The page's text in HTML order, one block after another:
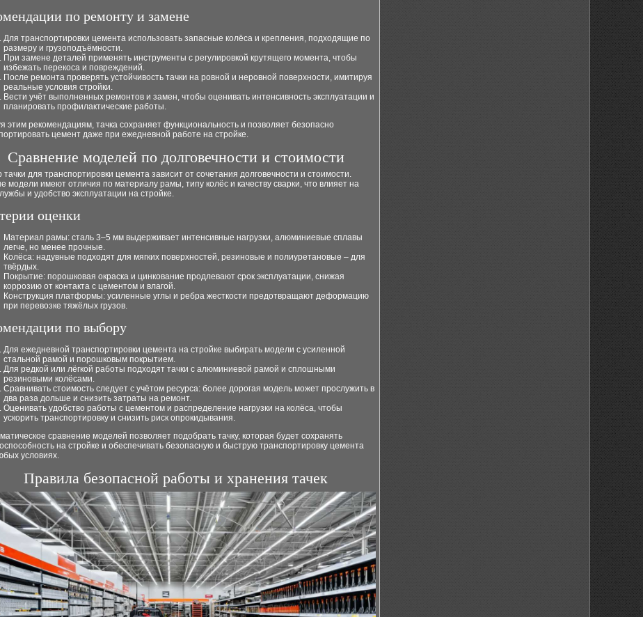
по ремонту и замене
Для транспортировки цемента использовать запасные колёса и крепления, подходящие по
размеру и грузоподъёмности.
При замене деталей применять инструменты с регулировкой крутящего момента, чтобы
избежать перекоса и повреждений.
После ремонта проверять устойчивость тачки на ровной и неровной поверхности, имитируя
реальные условия стройки.
Вести учёт выполненных ремонтов и замен, чтобы оценивать интенсивность эксплуатации и
планировать профилактические работы.
этим рекомендациям, тачка сохраняет функциональность и позволяет безопасно
цемент даже при ежедневной работе на стройке.
Сравнение моделей по долговечности и стоимости
тачки для транспортировки цемента зависит от сочетания долговечности и стоимости.
модели имеют отличия по материалу рамы, типу колёс и качеству сварки, что влияет на
и удобство эксплуатации на стройке.
оценки
Материал рамы: сталь 3–5 мм выдерживает интенсивные нагрузки, алюминиевые сплавы
легче, но менее прочные.
Колёса: надувные подходят для мягких поверхностей, резиновые и полиуретановые – для
твёрдых.
Покрытие: порошковая окраска и цинкование продлевают срок эксплуатации, снижая
коррозию от контакта с цементом и влагой.
Конструкция платформы: усиленные углы и ребра жесткости предотвращают деформацию
при перевозке тяжёлых грузов.
по выбору
Для ежедневной транспортировки цемента на стройке выбирать модели с усиленной
стальной рамой и порошковым покрытием.
Для редкой или лёгкой работы подходят тачки с алюминиевой рамой и сплошными
резиновыми колёсами.
Сравнивать стоимость следует с учётом ресурса: более дорогая модель может прослужить в
два раза дольше и снизить затраты на ремонт.
Оценивать удобство работы с цементом и распределение нагрузки на колёса, чтобы
ускорить транспортировку и снизить риск опрокидывания.
сравнение моделей позволяет подобрать тачку, которая будет сохранять
на стройке и обеспечивать безопасную и быструю транспортировку цемента
условиях.
Правила безопасной работы и хранения тачек